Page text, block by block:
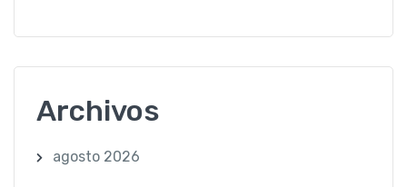
Archivos
agosto 2026